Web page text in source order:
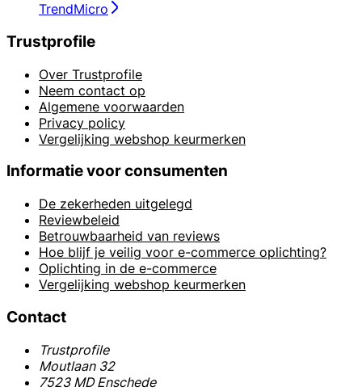
TrendMicro
Trustprofile
Over Trustprofile
Neem contact op
Algemene voorwaarden
Privacy policy
Vergelijking webshop keurmerken
Informatie voor consumenten
De zekerheden uitgelegd
Reviewbeleid
Betrouwbaarheid van reviews
Hoe blijf je veilig voor e-commerce oplichting?
Oplichting in de e-commerce
Vergelijking webshop keurmerken
Contact
Trustprofile
Moutlaan 32
7523 MD Enschede